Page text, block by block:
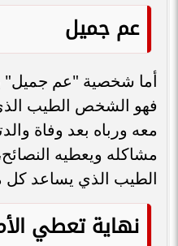
عم جميل
أما شخصية "عم جميل"
فهو الشخص الطيب
معه ورباه بعد وفاة
مشاكله ويعطيه
الطيب الذي يساعد كل
نهاية تعطي